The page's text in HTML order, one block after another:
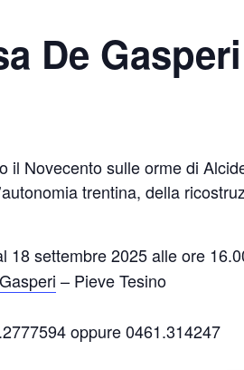
De Gasperi
il Novecento sulle orme di
trentina, della
18 settembre 2025 alle ore
– Pieve Tesino
oppure 0461.314247